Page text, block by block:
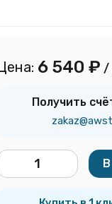
6 540 ₽ /
Получить